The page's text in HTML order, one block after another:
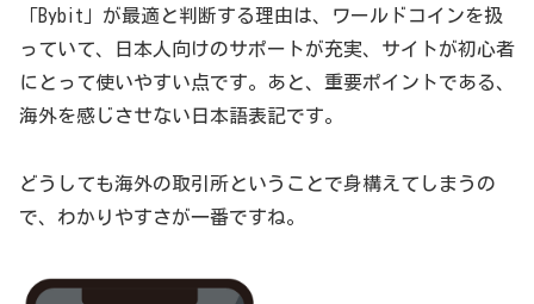
「Bybit」が最適と判断する理由は、ワールドコインを扱
っていて、日本人向けのサポートが充実、サイトが初心者
にとって使いやすい点です。あと、重要ポイントである、
海外を感じさせない日本語表記です。
どうしても海外の取引所ということで身構えてしまうの
で、わかりやすさが一番ですね。